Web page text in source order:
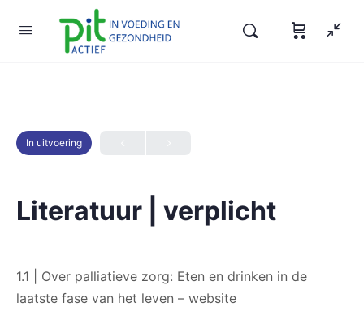
In uitvoering
Literatuur | verplicht
1.1 | Over palliatieve zorg: Eten en drinken in de
laatste fase van het leven – website